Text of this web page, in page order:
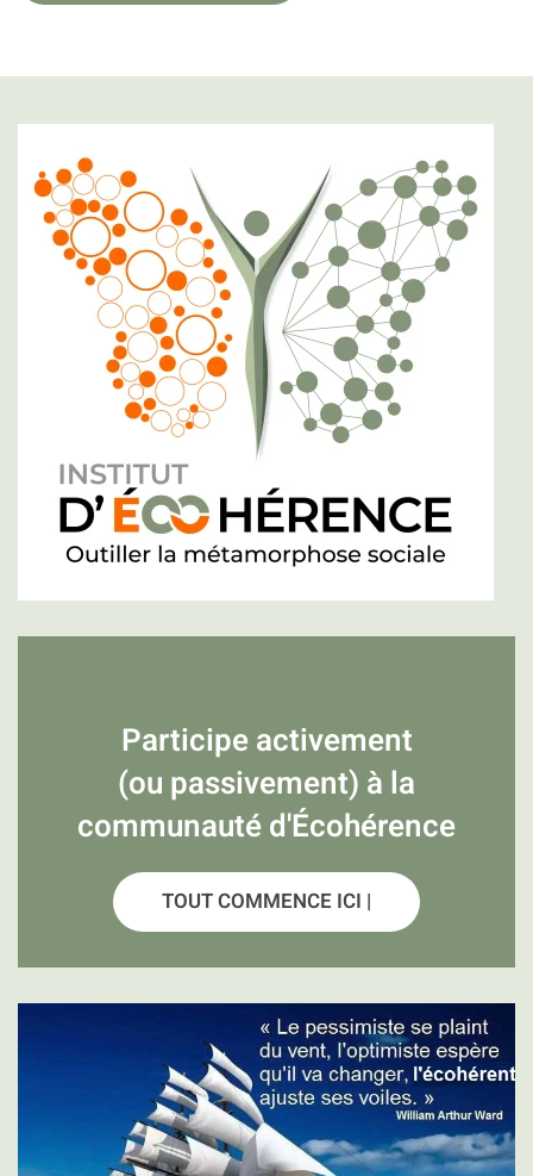
Participe activement
(ou passivement) à la
communauté d'Écohérence
TOUT COMMENCE ICI |